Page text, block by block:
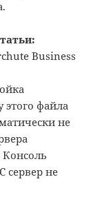
Business
этого файла
не
Консоль
сервер не